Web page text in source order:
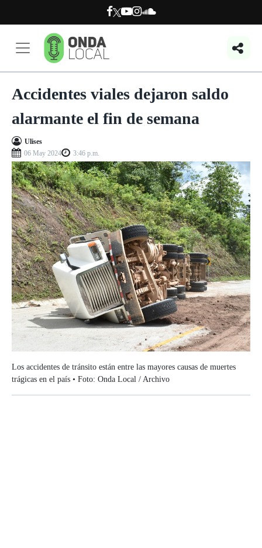
Accidentes viales dejaron saldo
alarmante el fin de semana
Ulises
06 May 2024
3:46 p.m.
Los accidentes de tránsito están entre las mayores causas de muertes
trágicas en el país • Foto: Onda Local / Archivo